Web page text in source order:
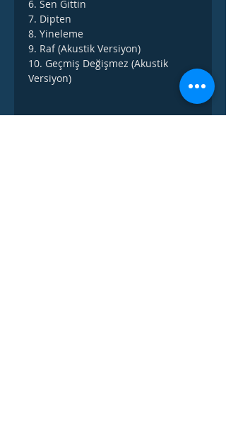
6. Sen Gittin
7. Dipten
8. Yineleme
9. Raf (Akustik Versiyon)
10. Geçmiş Değişmez (Akustik
Versiyon)